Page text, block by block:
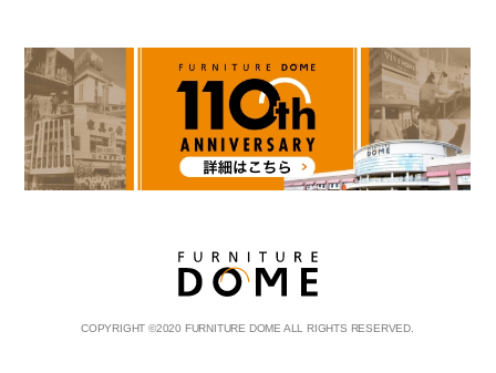
COPYRIGHT©2020 FURNITURE DOME ALL RIGHTS RESERVED.